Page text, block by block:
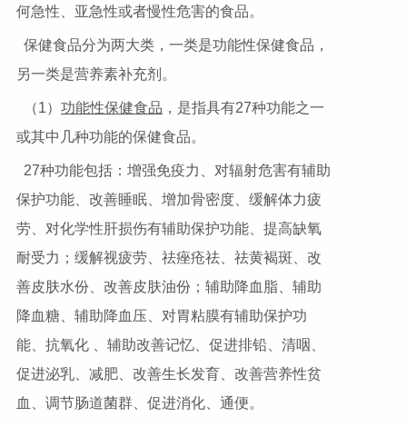
何急性、亚急性或者慢性危害的食品。
保健食品分为两大类，一类是功能性保健食品，
另一类是营养素补充剂。
（1） 功能性保健食品 ，是指具有27种功能之一
或其中几种功能的保健食品。
27种功能包括：增强免疫力、对辐射危害有辅助
保护功能、改善睡眠、增加骨密度、缓解体力疲
劳、对化学性肝损伤有辅助保护功能、提高缺氧
耐受力；缓解视疲劳、祛痤疮祛、祛黄褐斑、改
善皮肤水份、改善皮肤油份；辅助降血脂、辅助
降血糖、辅助降血压、对胃粘膜有辅助保护功
能、抗氧化 、辅助改善记忆、促进排铅、清咽、
促进泌乳、减肥、改善生长发育、改善营养性贫
血、调节肠道菌群、促进消化、通便。